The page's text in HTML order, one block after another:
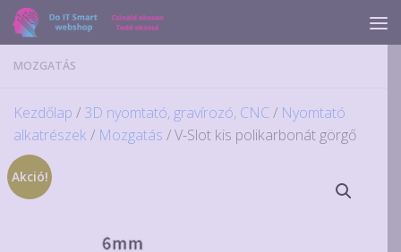
Skip to content
MOZGATÁS
Kezdőlap / 3D nyomtató, gravírozó, CNC / Nyomtató
alkatrészek / Mozgatás / V-Slot kis polikarbonát görgő
Akció!